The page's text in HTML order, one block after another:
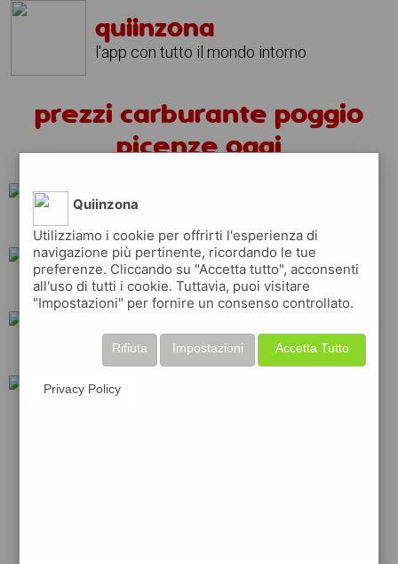
quiinzona
l'app con tutto il mondo intorno
prezzi carburante poggio
picenze oggi
q8
tamoil erg ip
eni repsol
Quiinzona
Utilizziamo i cookie per offrirti l'esperienza di
navigazione più pertinente, ricordando le tue
preferenze. Cliccando su "Accetta tutto", acconsenti
all'uso di tutti i cookie. Tuttavia, puoi visitare
"Impostazioni" per fornire un consenso controllato.
Accetta Tutto
Impostazioni
Rifiuta
Privacy Policy